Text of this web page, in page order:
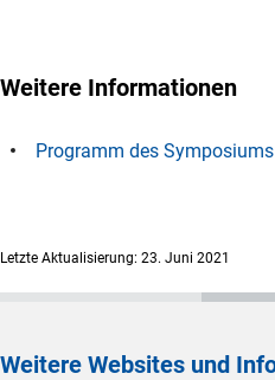
Weitere Informationen
Programm des Symposiums
Letzte Aktualisierung: 23. Juni 2021
Weitere Websites und